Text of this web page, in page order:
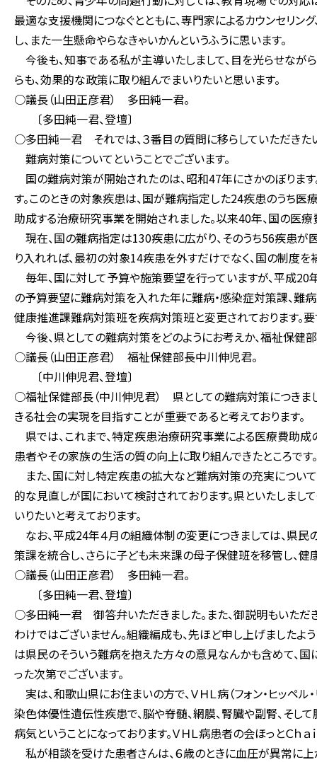
最適な支援機関につなぐとともに、専門家によるカウンセリン
し、また一生懸命やらなきゃいかんというふうに思います。
今後も、知事である私が主導いたしまして、目を光らせなが
らも、効果的な政策に取り組んでまいりたいと思います。
○議長（山田正彦君） 多田純一君。
〔多田純一君、登壇〕
○多田純一君 それでは、３番目の質問に移らしていただきた
難病対策についてということでございます。
国の難病対策が開始されたのは、昭和47年にさかのぼりま
す。このときの対象疾患は、国が難病指定した24疾患のうち
助成する治療研究事業を開始されました。以来40年、国の医
現在、国の難病指定は130疾患に広がり、そのうち56疾患
り入れれば、最初の対象14疾患を外すだけでなく、国の制度
毎年、国に対して予算や施策要望を行っていますが、平成20
の予算要望に難病対策を入れた年に難病・感染症対策課、難
健康推進課難病対策班を疾病対策班と変更されております。要
今後、県としての難病対策をどのようにお考えか、福祉保健
○議長（山田正彦君） 福祉保健部長中川伸児君。
〔中川伸児君、登壇〕
○福祉保健部長（中川伸児君） 県としての難病対策につきま
きる社会の実現を目指すことが重要であると考えております。
県では、これまで、特定疾患治療研究事業による医療費助
患者やその家族の生活の質の向上に取り組んできたところです。
また、国に対し特定疾患の拡大など難病対策の充実につい
的な見直しが国において検討されております。県といたしま
いりたいと考えております。
なお、平成24年４月の組織体制の変更につきましては、県
策課を統合し、さらに子ども未来課の母子保健班を移管し、健
○議長（山田正彦君） 多田純一君。
〔多田純一君、登壇〕
○多田純一君 御答弁いただきました。また、御説明もいただ
わけではございません。組織編成も、先ほど申し上げましたよ
は県民のそういう難病を抱えた方々の意見なんかも含めて、
った次第でございます。
実は、和歌山県にお住まいの方で、ＶＨＬ病（フォン・ヒッペ
染色体優性遺伝性疾患で、脳や脊髄、網膜、腎臓や副腎、そし
病気ということになっております。ＶＨＬ病患者の会ほっとＣｈ
私が相談を受けた患者さんは、６歳のときに血圧が異常に上